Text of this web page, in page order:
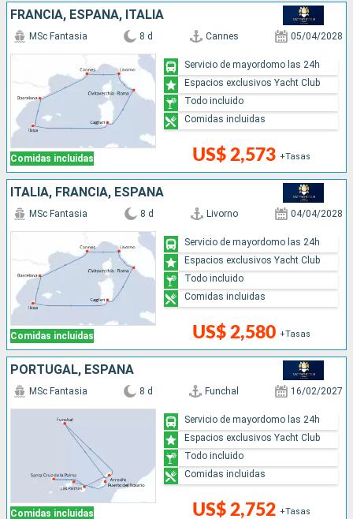
FRANCIA, ESPAÑA, ITALIA
Comidas incluidas
MSc Fantasia 8 d Cannes 05/04/2028
US$ 2,573 +Tasas
Servicio de mayordomo las 24h
Espacios exclusivos Yacht Club
Todo incluido
Comidas incluidas
ITALIA, FRANCIA, ESPAÑA
Comidas incluidas
MSc Fantasia 8 d Livorno 04/04/2028
US$ 2,580 +Tasas
Servicio de mayordomo las 24h
Espacios exclusivos Yacht Club
Todo incluido
Comidas incluidas
PORTUGAL, ESPAÑA
Comidas incluidas
MSc Fantasia 8 d Funchal 16/02/2027
US$ 2,752 +Tasas
Servicio de mayordomo las 24h
Espacios exclusivos Yacht Club
Todo incluido
Comidas incluidas